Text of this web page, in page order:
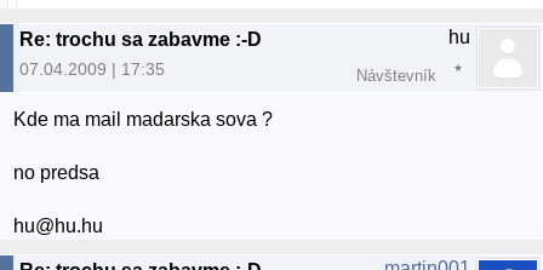
Re: trochu sa zabavme :-D
07.04.2009 | 17:35
hu
Návštevník
Kde ma mail madarska sova ?
no predsa
hu@hu.hu